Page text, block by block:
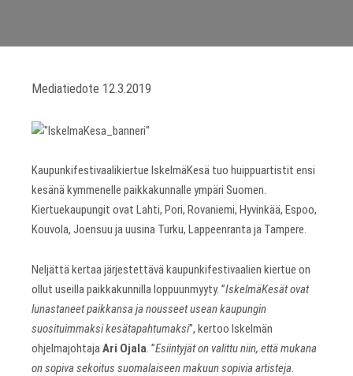
Mediatiedote 12.3.2019
Kaupunkifestivaalikiertue IskelmäKesä tuo huippuartistit ensi
kesänä kymmenelle paikkakunnalle ympäri Suomen.
Kiertuekaupungit ovat Lahti, Pori, Rovaniemi, Hyvinkää, Espoo,
Kouvola, Joensuu ja uusina Turku, Lappeenranta ja Tampere.
Neljättä kertaa järjestettävä kaupunkifestivaalien kiertue on
ollut useilla paikkakunnilla loppuunmyyty. ”IskelmäKesät ovat
lunastaneet paikkansa ja nousseet usean kaupungin
suosituimmaksi kesätapahtumaksi”, kertoo Iskelmän
ohjelmajohtajaAri Ojala. ”Esiintyjät on valittu niin, että mukana
on sopiva sekoitus suomalaiseen makuun sopivia artisteja.